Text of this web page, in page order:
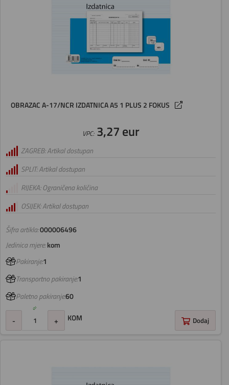
OBRAZAC A-17/NCR IZDATNICA A5 1 PLUS 2 FOKUS
Šifra artikla:000006496
VPC:3,27 eur
ZAGREB: Artikal dostupan
SPLIT: Artikal dostupan
RIJEKA: Ograničena količina
OSIJEK: Artikal dostupan
Jedinica mjere:kom
Pakiranje:1
Transportno pakiranje:1
Paletno pakiranje:60
- + KOM Dodaj